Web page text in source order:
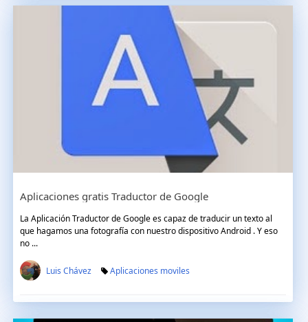
Aplicaciones gratis Traductor de Google
La Aplicación Traductor de Google es capaz de traducir un texto al
que hagamos una fotografía con nuestro dispositivo Android . Y eso
no ...
Luis Chávez Aplicaciones moviles